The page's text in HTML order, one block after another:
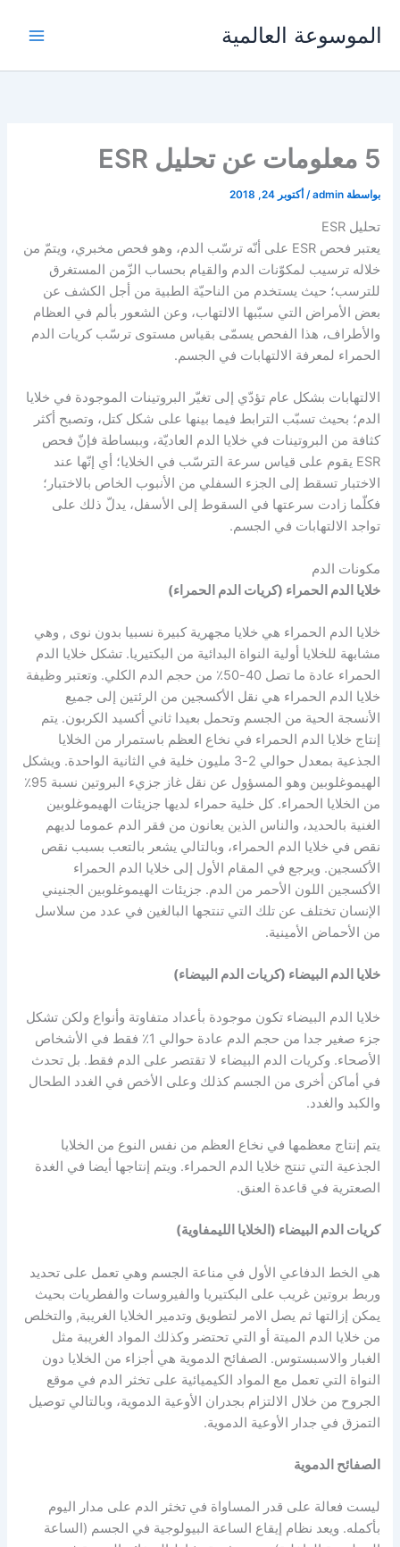
الموسوعة العالمية
5 معلومات عن تحليل ESR
بواسطة admin
/ أكتوبر 24, 2018
تحليل ESR
يعتبر فحص ESR على أنّه ترسّب الدم، وهو فحص مخبري، ويتمّ من
خلاله ترسيب لمكوّنات الدم والقيام بحساب الزّمن المستغرق
للترسب؛ حيث يستخدم من الناحيّة الطبية من أجل الكشف عن
بعض الأمراض التي سبّبها الالتهاب، وعن الشعور بألم في العظام
والأطراف، هذا الفحص يسمّى بقياس مستوى ترسّب كريات الدم
الحمراء لمعرفة الالتهابات في الجسم.
الالتهابات بشكل عام تؤدّي إلى تغيّر البروتينات الموجودة في خلايا
الدم؛ بحيث تسبّب الترابط فيما بينها على شكل كتل، وتصبح أكثر
كثافة من البروتينات في خلايا الدم العاديّة، وببساطة فإنّ فحص
ESR يقوم على قياس سرعة الترسّب في الخلايا؛ أي إنّها عند
الاختبار تسقط إلى الجزء السفلي من الأنبوب الخاص بالاختبار؛
فكلّما زادت سرعتها في السقوط إلى الأسفل، يدلّ ذلك على
تواجد الالتهابات في الجسم.
مكونات الدم
خلايا الدم الحمراء (كريات الدم الحمراء)
خلايا الدم الحمراء هي خلايا مجهرية كبيرة نسبيا بدون نوى , وهي
مشابهة للخلايا أولية النواة البدائية من البكتيريا. تشكل خلايا الدم
الحمراء عادة ما تصل 40-50٪ من حجم الدم الكلي. وتعتبر وظيفة
خلايا الدم الحمراء هي نقل الأكسجين من الرئتين إلى جميع
الأنسجة الحية من الجسم وتحمل بعيدا ثاني أكسيد الكربون. يتم
إنتاج خلايا الدم الحمراء في نخاع العظم باستمرار من الخلايا
الجذعية بمعدل حوالي 2-3 مليون خلية في الثانية الواحدة. ويشكل
الهيموغلوبين وهو المسؤول عن نقل غاز جزيء البروتين نسبة 95٪
من الخلايا الحمراء. كل خلية حمراء لديها جزيئات الهيموغلوبين
الغنية بالحديد، والناس الذين يعانون من فقر الدم عموما لديهم
نقص في خلايا الدم الحمراء، وبالتالي يشعر بالتعب بسبب نقص
الأكسجين. ويرجع في المقام الأول إلى خلايا الدم الحمراء
الأكسجين اللون الأحمر من الدم. جزيئات الهيموغلوبين الجنيني
الإنسان تختلف عن تلك التي تنتجها البالغين في عدد من سلاسل
من الأحماض الأمينية.
خلايا الدم البيضاء (كريات الدم البيضاء)
خلايا الدم البيضاء تكون موجودة بأعداد متفاوتة وأنواع ولكن تشكل
جزء صغير جدا من حجم الدم عادة حوالي 1٪ فقط في الأشخاص
الأصحاء. وكريات الدم البيضاء لا تقتصر على الدم فقط. بل تحدث
في أماكن أخرى من الجسم كذلك وعلى الأخص في الغدد الطحال
والكبد والغدد.
يتم إنتاج معظمها في نخاع العظم من نفس النوع من الخلايا
الجذعية التي تنتج خلايا الدم الحمراء. ويتم إنتاجها أيضا في الغدة
الصعترية في قاعدة العنق.
كريات الدم البيضاء (الخلايا الليمفاوية)
هي الخط الدفاعي الأول في مناعة الجسم وهي تعمل على تحديد
وربط بروتين غريب على البكتيريا والفيروسات والفطريات بحيث
يمكن إزالتها ثم يصل الامر لتطويق وتدمير الخلايا الغريبة, والتخلص
من خلايا الدم الميتة أو التي تحتضر وكذلك المواد الغريبة مثل
الغبار والاسبستوس. الصفائح الدموية هي أجزاء من الخلايا دون
النواة التي تعمل مع المواد الكيميائية على تخثر الدم في موقع
الجروح من خلال الالتزام بجدران الأوعية الدموية، وبالتالي توصيل
التمزق في جدار الأوعية الدموية.
الصفائح الدموية
ليست فعالة على قدر المساواة في تخثر الدم على مدار اليوم
بأكمله. ويعد نظام إيقاع الساعة البيولوجية في الجسم (الساعة